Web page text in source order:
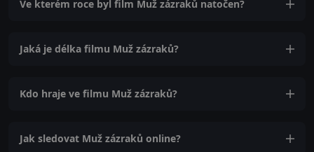
Ve kterém roce byl film Muž zázraků natočen?
Jaká je délka filmu Muž zázraků?
Kdo hraje ve filmu Muž zázraků?
Jak sledovat Muž zázraků online?